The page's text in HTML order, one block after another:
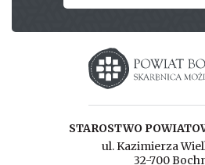
Starostwo
STAROSTWO
ul. Kazimierza
32-700